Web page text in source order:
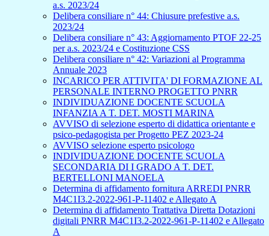
a.s. 2023/24
Delibera consiliare n° 44: Chiusure prefestive a.s.
2023/24
Delibera consiliare n° 43: Aggiornamento PTOF 22-25
per a.s. 2023/24 e Costituzione CSS
Delibera consiliare n° 42: Variazioni al Programma
Annuale 2023
INCARICO PER ATTIVITA' DI FORMAZIONE AL
PERSONALE INTERNO PROGETTO PNRR
INDIVIDUAZIONE DOCENTE SCUOLA
INFANZIA A T. DET. MOSTI MARINA
AVVISO di selezione esperto di didattica orientante e
psico-pedagogista per Progetto PEZ 2023-24
AVVISO selezione esperto psicologo
INDIVIDUAZIONE DOCENTE SCUOLA
SECONDARIA DI I GRADO A T. DET.
BERTELLONI MANOELA
Determina di affidamento fornitura ARREDI PNRR
M4C1I3.2-2022-961-P-11402 e Allegato A
Determina di affidamento Trattativa Diretta Dotazioni
digitali PNRR M4C1I3.2-2022-961-P-11402 e Allegato
A